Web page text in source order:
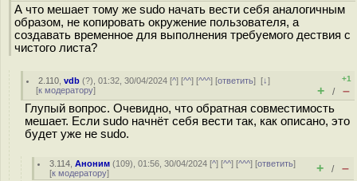
А что мешает тому же sudo начать вести себя аналогичным
образом, не копировать окружение пользователя, а
создавать временное для выполнения требуемого дествия с
чистого листа?
2.110 ,vdb (?), 01:32, 30/04/2024 [^] [^^] [^^^] [ответить][↓]
[к модератору]
+1
+ / –
Глупый вопрос. Очевидно, что обратная совместимость
мешает. Если sudo начнёт себя вести так, как описано, это
будет уже не sudo.
3.114 ,Аноним (109), 01:56, 30/04/2024 [^] [^^] [^^^] [ответить]
[к модератору] + / –